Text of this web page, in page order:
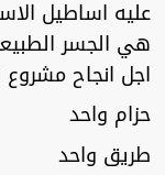
عليه اساطيل
هي الجسر
اجل انجاح مشروع
حزام واحد
طريق واحد